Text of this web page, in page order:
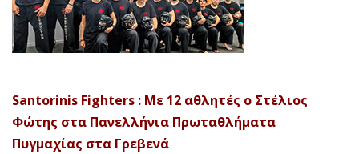
Santorinis Fighters : Με 12 αθλητές ο Στέλιος
Φώτης στα Πανελλήνια Πρωταθλήματα
Πυγμαχίας στα Γρεβενά